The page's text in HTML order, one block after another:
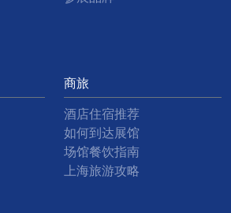
商旅
酒店住宿推荐
如何到达展馆
场馆餐饮指南
上海旅游攻略